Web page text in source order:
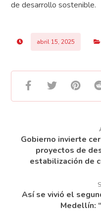
de desarrollo sostenible.
abril 15, 2025
Gobierno invierte
proyectos de
estabilización de
Así se vivió el
Medellín: